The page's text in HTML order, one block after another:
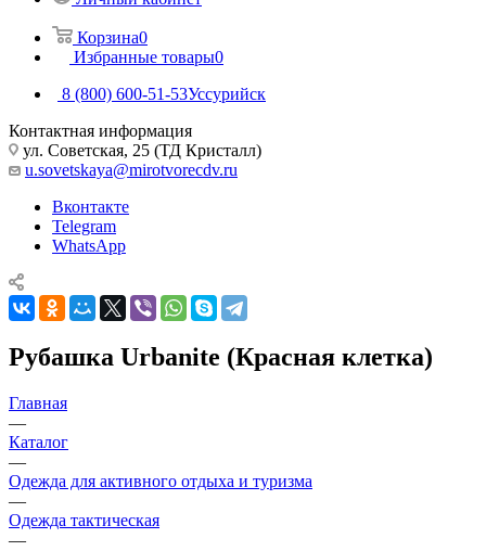
Корзина0
Избранные товары0
8 (800) 600-51-53Уссурийск
Контактная информация
ул. Советская, 25 (ТД Кристалл)
u.sovetskaya@mirotvorecdv.ru
Вконтакте
Telegram
WhatsApp
Рубашка Urbanite (Красная клетка)
Главная
—
Каталог
—
Одежда для активного отдыха и туризма
—
Одежда тактическая
—